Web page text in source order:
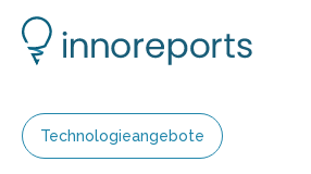
Technologieangebote